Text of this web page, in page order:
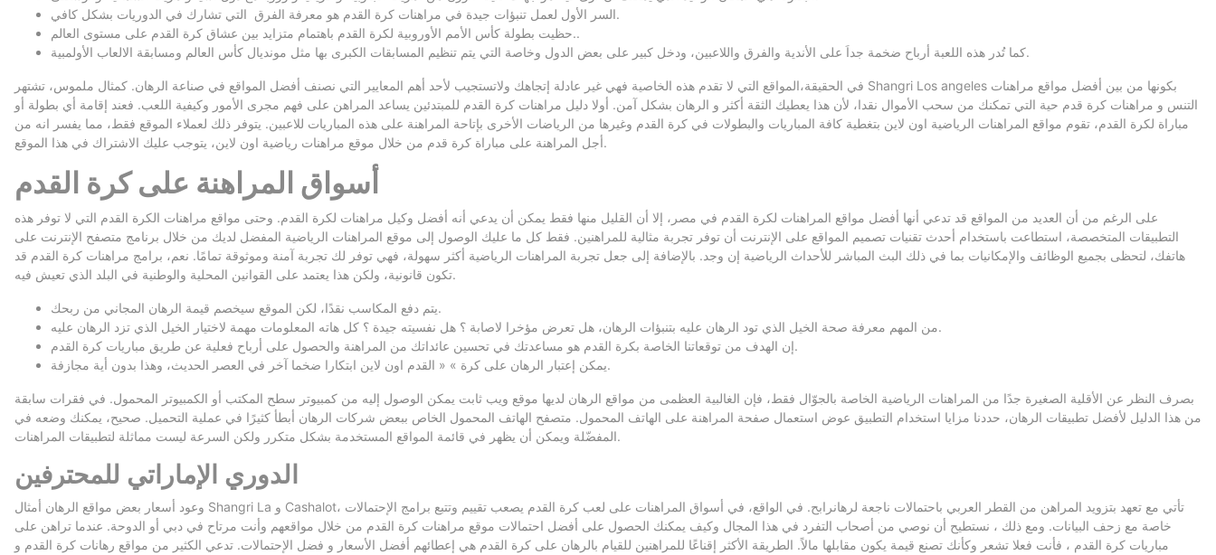
السر الأول لعمل تنبؤات جيدة في مراهنات كرة القدم هو معرفة الفرق التي تشارك في الدوريات بشكل كافي.
حظيت بطولة كأس الأمم الأوروبية لكرة القدم باهتمام متزايد بين عشاق كرة القدم على مستوى العالم..
كما تُدر هذه اللعبة أرباح ضخمة جداَ على الأندية والفرق واللاعبين، ودخل كبير على بعض الدول وخاصة التي يتم تنظيم المسابقات الكبرى بها مثل مونديال كأس العالم ومسابقة الالعاب الأولمبية.
في الحقيقة،المواقع التي لا تقدم هذه الخاصية فهي غير عادلة إتجاهك ولاتستجيب لأحد أهم المعايير التي نصنف أفضل المواقع في صناعة الرهان. كمثال ملموس، تشتهر Shangri Los angeles بكونها من بين أفضل مواقع مراهنات
التنس و مراهنات كرة قدم حية التي تمكنك من سحب الأموال نقدا، لأن هذا يعطيك الثقة أكثر و الرهان بشكل آمن. أولا دليل مراهنات كرة القدم للمبتدئين يساعد المراهن على فهم مجرى الأمور وكيفية اللعب. فعند إقامة أي بطولة أو
مباراة لكرة القدم، تقوم مواقع المراهنات الرياضية اون لاين بتغطية كافة المباريات والبطولات في كرة القدم وغيرها من الرياضات الأخرى بإتاحة المراهنة على هذه المباريات للاعبين. يتوفر ذلك لعملاء الموقع فقط، مما يفسر انه من
أجل المراهنة على مباراة كرة قدم من خلال موقع مراهنات رياضية اون لاين، يتوجب عليك الاشتراك في هذا الموقع.
أسواق المراهنة على كرة القدم
على الرغم من أن العديد من المواقع قد تدعي أنها أفضل مواقع المراهنات لكرة القدم في مصر، إلا أن القليل منها فقط يمكن أن يدعي أنه أفضل وكيل مراهنات لكرة القدم. وحتى مواقع مراهنات الكرة القدم التي لا توفر هذه
التطبيقات المتخصصة، استطاعت باستخدام أحدث تقنيات تصميم المواقع على الإنترنت أن توفر تجربة مثالية للمراهنين. فقط كل ما عليك الوصول إلى موقع المراهنات الرياضية المفضل لديك من خلال برنامج متصفح الإنترنت على
هاتفك، لتحظى بجميع الوظائف والإمكانيات بما في ذلك البث المباشر للأحداث الرياضية إن وجد. بالإضافة إلى جعل تجربة المراهنات الرياضية أكثر سهولة، فهي توفر لك تجربة آمنة وموثوقة تمامًا. نعم، برامج مراهنات كرة القدم قد
تكون قانونية، ولكن هذا يعتمد على القوانين المحلية والوطنية في البلد الذي تعيش فيه.
يتم دفع المكاسب نقدًا، لكن الموقع سيخصم قيمة الرهان المجاني من ربحك.
من المهم معرفة صحة الخيل الذي تود الرهان عليه بتنبؤات الرهان، هل تعرض مؤخرا لاصابة ؟ هل نفسيته جيدة ؟ كل هاته المعلومات مهمة لاختيار الخيل الذي تزد الرهان عليه.
إن الهدف من توقعاتنا الخاصة بكرة القدم هو مساعدتك في تحسين عائداتك من المراهنة والحصول على أرباح فعلية عن طريق مباريات كرة القدم.
يمكن إعتبار الرهان على كرة » « القدم اون لاين ابتكارا ضخما آخر في العصر الحديث، وهذا بدون أية مجازفة.
بصرف النظر عن الأقلية الصغيرة جدًا من المراهنات الرياضية الخاصة بالجوّال فقط، فإن الغالبية العظمى من مواقع الرهان لديها موقع ويب ثابت يمكن الوصول إليه من كمبيوتر سطح المكتب أو الكمبيوتر المحمول. في فقرات سابقة
من هذا الدليل لأفضل تطبيقات الرهان، حددنا مزايا استخدام التطبيق عوض استعمال صفحة المراهنة على الهاتف المحمول. متصفح الهاتف المحمول الخاص ببعض شركات الرهان أبطأ كثيرًا في عملية التحميل. صحيح، يمكنك وضعه في
المفضّلة ويمكن أن يظهر في قائمة المواقع المستخدمة بشكل متكرر ولكن السرعة ليست مماثلة لتطبيقات المراهنات.
الدوري الإماراتي للمحترفين
وعود أسعار بعض مواقع الرهان أمثال Shangri La و Cashalot، تأتي مع تعهد بتزويد المراهن من القطر العربي باحتمالات ناجعة لرهانرابح. في الواقع، في أسواق المراهنات على لعب كرة القدم يصعب تقييم وتتبع برامج الإحتمالات
خاصة مع زحف البيانات. ومع ذلك ، نستطيح أن نوصي من أصحاب التفرد في هذا المجال وكيف يمكنك الحصول على أفضل احتمالات موقع مراهنات كرة القدم من خلال مواقعهم وأنت مرتاح في دبي أو الدوحة. عندما تراهن على
مباريات كرة القدم ، فأنت فعلا تشعر وكأنك تصنع قيمة يكون مقابلها مالاً. الطريقة الأكثر إقناعًا للمراهنين للقيام بالرهان على كرة القدم هي إعطائهم أفضل الأسعار و فضل الإحتمالات. تدعي الكثير من مواقع رهانات كرة القدم و